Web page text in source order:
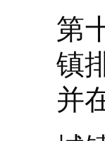
第
镇
并